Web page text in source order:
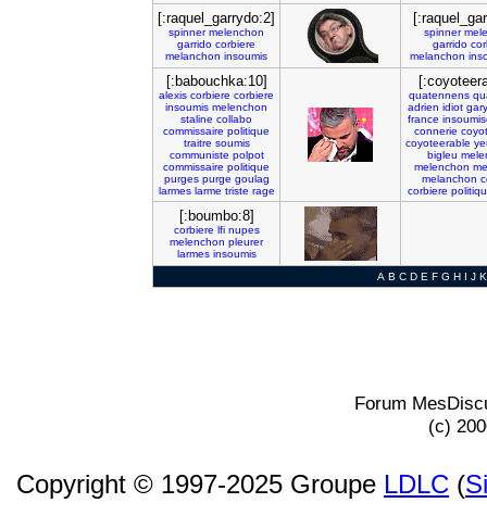
[:raquel_garrydo:2]
spinner melenchon
garrido corbiere
melanchon insoumis
spinner
garrido
melanchon
[:babouchka:10]
alexis corbiere corbiere
insoumis melenchon
staline collabo
commissaire politique
traitre soumis
communiste polpot
commissaire politique
purges purge goulag
larmes larme triste rage
quatennens
adrien idiot gary
france
connerie
coyoteerable
bigleu
melenchon
melanchon
corbiere
[:boumbo:8]
corbiere lfi nupes
melenchon pleurer
larmes insoumis
A B C D E F G H I J K
Forum
(c)
Copyright © 1997-2025 Groupe LDLC (